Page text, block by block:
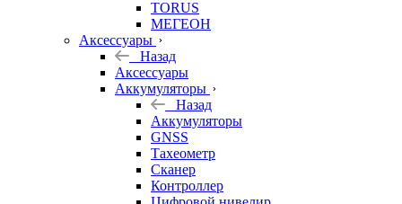
TORUS
МЕГЕОН
Аксессуары
Назад
Аксессуары
Аккумуляторы
Назад
Аккумуляторы
GNSS
Тахеометр
Сканер
Контроллер